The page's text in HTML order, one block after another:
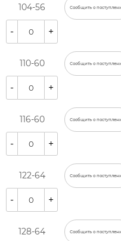
104-56 Сообщить о
- +
110-60 Сообщить о
- +
116-60 Сообщить о
- +
122-64 Сообщить о
- +
128-64 Сообщить о